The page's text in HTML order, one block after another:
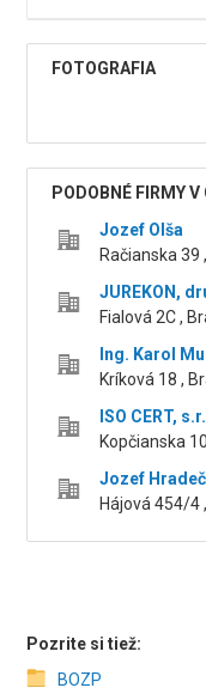
FOTOGRAFIA
PODOBNÉ FIRMY V
Jozef Olša
Račianska
JUREKON,
Fialová 2C ,
Ing. Karol
Kríková 18 ,
ISO CERT,
Kopčianska
Jozef
Hájová 454/4
Pozrite si tiež:
BOZP